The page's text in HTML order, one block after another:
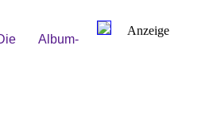
Anzeige